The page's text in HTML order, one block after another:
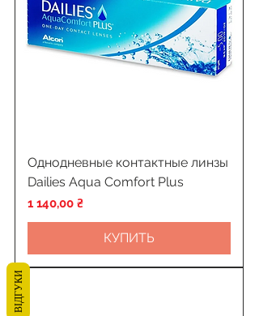
Однодневные контактные линзы
Dailies Aqua Сomfort Plus
Цена
1 140,00 ₴
КУПИТЬ
ВІДГУКИ